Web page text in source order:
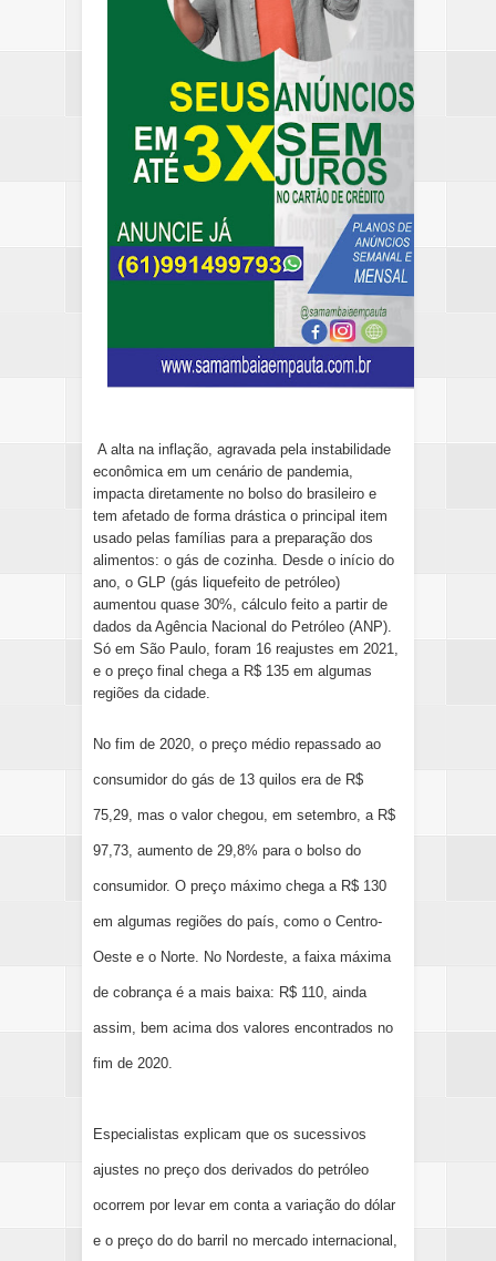
A alta na inflação, agravada pela instabilidade
econômica em um cenário de pandemia,
impacta diretamente no bolso do brasileiro e
tem afetado de forma drástica o principal item
usado pelas famílias para a preparação dos
alimentos: o gás de cozinha. Desde o início do
ano, o GLP (gás liquefeito de petróleo)
aumentou quase 30%, cálculo feito a partir de
dados da Agência Nacional do Petróleo (ANP).
Só em São Paulo, foram 16 reajustes em 2021,
e o preço final chega a R$ 135 em algumas
regiões da cidade.
No fim de 2020, o preço médio repassado ao
consumidor do gás de 13 quilos era de R$
75,29, mas o valor chegou, em setembro, a R$
97,73, aumento de 29,8% para o bolso do
consumidor. O preço máximo chega a R$ 130
em algumas regiões do país, como o Centro-
Oeste e o Norte. No Nordeste, a faixa máxima
de cobrança é a mais baixa: R$ 110, ainda
assim, bem acima dos valores encontrados no
fim de 2020.
Especialistas explicam que os sucessivos
ajustes no preço dos derivados do petróleo
ocorrem por levar em conta a variação do dólar
e o preço do do barril no mercado internacional,